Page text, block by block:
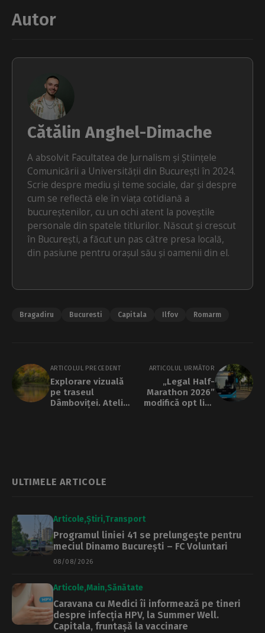
Autor
Cătălin Anghel-Dimache
A absolvit Facultatea de Jurnalism și Științele
Comunicării a Universității din București în 2024.
Scrie despre mediu și teme sociale, dar și despre
cum se reflectă ele în viața cotidiană a
bucureștenilor, cu un ochi atent la poveștile
personale din spatele titlurilor. Născut și crescut
în București, a făcut un pas către presa locală,
din pasiune pentru orașul său și oamenii din el.
Bragadiru Bucuresti Capitala Ilfov Romarm
ARTICOLUL PRECEDENT
Explorare vizuală
pe traseul
Dâmboviței. Atelier
ARTICOLUL URMĂTOR
„Legal Half-
Marathon 2026”
modifică opt linii
ULTIMELE ARTICOLE
Articole Știri Transport
Programul liniei 41 se prelungește pentru
meciul Dinamo București – FC Voluntari
08/08/2026
Articole Main Sănătate
Caravana cu Medici îi informează pe tineri
despre infecția HPV, la Summer Well.
Capitala, fruntașă la vaccinare